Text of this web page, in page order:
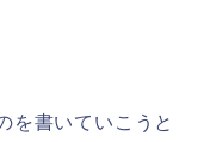
を書いていこうと